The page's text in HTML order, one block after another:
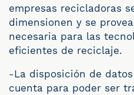
empresas recicladoras
dimensionen y se
necesaria para las
eficientes de reciclaje.
-La disposición de
cuenta para poder ser